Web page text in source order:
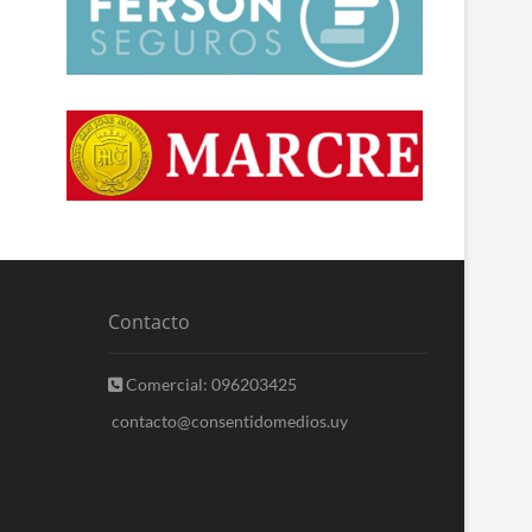
Contacto
Comercial: 096203425
contacto@consentidomedios.uy